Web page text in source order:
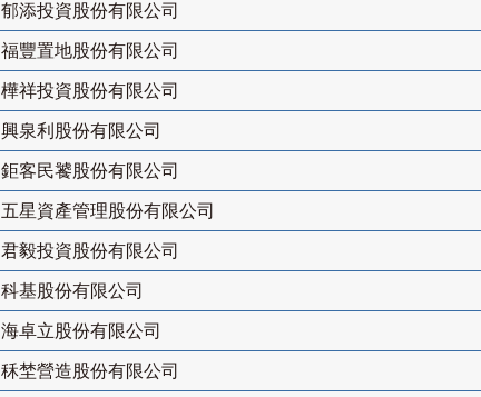
郁添投資股份有限公司
福豐置地股份有限公司
樺祥投資股份有限公司
興泉利股份有限公司
鉅客民饕股份有限公司
五星資產管理股份有限公司
君毅投資股份有限公司
科基股份有限公司
海卓立股份有限公司
秝埜營造股份有限公司